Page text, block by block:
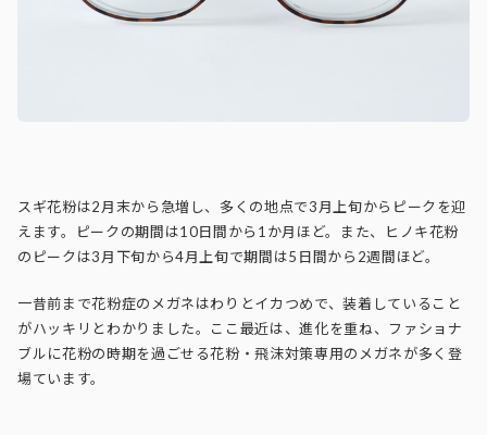
スギ花粉は2月末から急増し、多くの地点で3月上旬からピークを迎
えます。ピークの期間は10日間から1か月ほど。また、ヒノキ花粉
のピークは3月下旬から4月上旬で期間は5日間から2週間ほど。
一昔前まで花粉症のメガネはわりとイカつめで、装着していること
がハッキリとわかりました。ここ最近は、進化を重ね、ファショナ
ブルに花粉の時期を過ごせる花粉・飛沫対策専用のメガネが多く登
場ています。